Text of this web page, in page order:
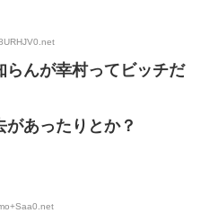
らんが幸村ってビッチだ
あったりとか？